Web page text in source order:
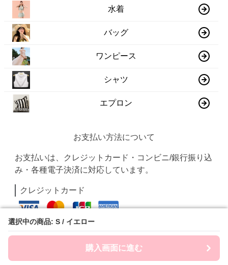
選択中の商品: S / イエロー
購入画面に進む
選択中の商品: S / イエロー
購入画面に進む
水着
バッグ
ワンピース
シャツ
エプロン
お支払い方法について
お支払いは、クレジットカード・コンビニ/銀行振り込
み・各種電子決済に対応しています。
クレジットカード
PayPay